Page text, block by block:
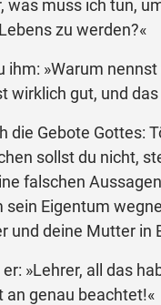
was muss ich tun,
zu werden?«
ihm: »Warum
wirklich gut, und
die Gebote Gottes:
sollst du nicht,
falschen
sein Eigentum
und deine Mutter in
»Lehrer, all das
an genau beachtet!«